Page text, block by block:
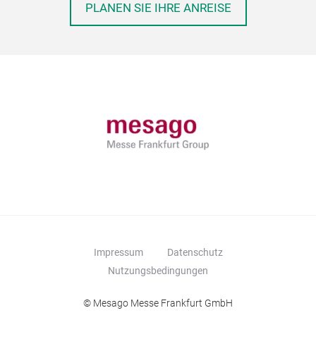
PLANEN SIE IHRE ANREISE
Impressum
Datenschutz
Nutzungsbedingungen
© Mesago Messe Frankfurt GmbH